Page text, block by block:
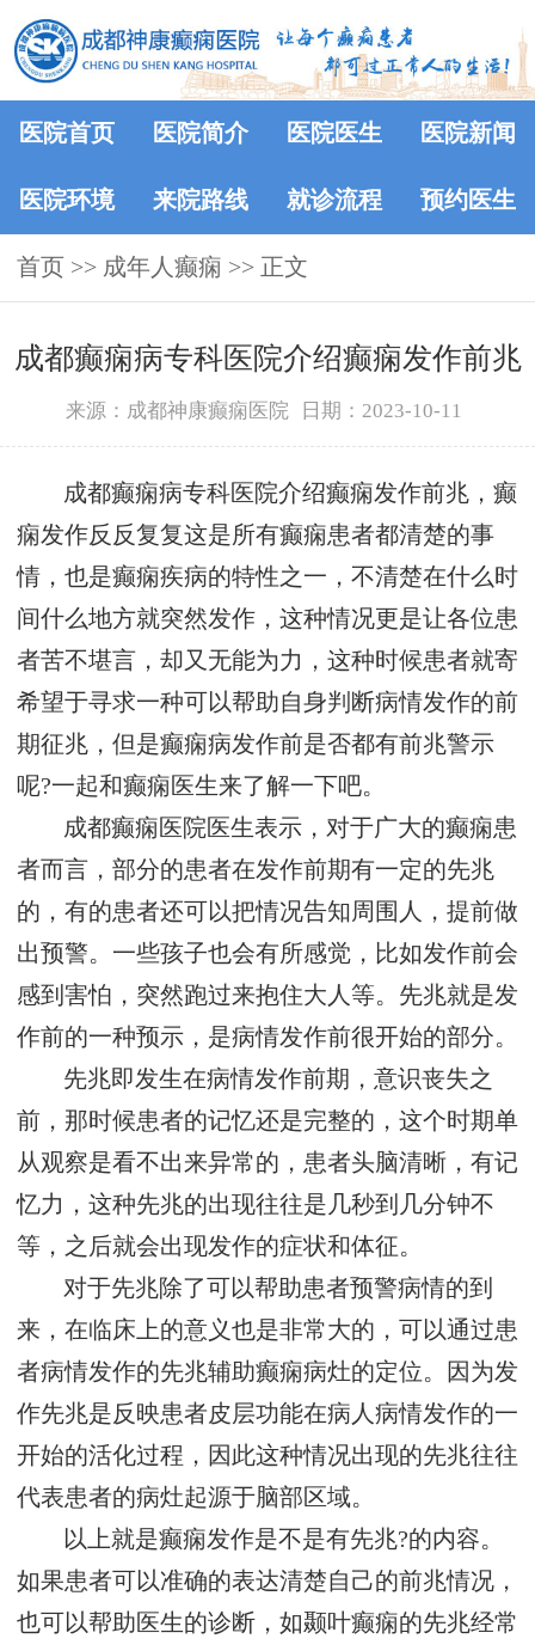
医院首页 医院简介 医院医生 医院新闻
医院环境 来院路线 就诊流程 预约医生
首页 >> 成年人癫痫 >> 正文
成都癫痫病专科医院介绍癫痫发作前兆
来源：成都神康癫痫医院 日期：2023-10-11
成都癫痫病专科医院介绍癫痫发作前兆，癫
痫发作反反复复这是所有癫痫患者都清楚的事
情，也是癫痫疾病的特性之一，不清楚在什么时
间什么地方就突然发作，这种情况更是让各位患
者苦不堪言，却又无能为力，这种时候患者就寄
希望于寻求一种可以帮助自身判断病情发作的前
期征兆，但是癫痫病发作前是否都有前兆警示
呢?一起和癫痫医生来了解一下吧。
成都癫痫医院医生表示，对于广大的癫痫患
者而言，部分的患者在发作前期有一定的先兆
的，有的患者还可以把情况告知周围人，提前做
出预警。一些孩子也会有所感觉，比如发作前会
感到害怕，突然跑过来抱住大人等。先兆就是发
作前的一种预示，是病情发作前很开始的部分。
先兆即发生在病情发作前期，意识丧失之
前，那时候患者的记忆还是完整的，这个时期单
从观察是看不出来异常的，患者头脑清晰，有记
忆力，这种先兆的出现往往是几秒到几分钟不
等，之后就会出现发作的症状和体征。
对于先兆除了可以帮助患者预警病情的到
来，在临床上的意义也是非常大的，可以通过患
者病情发作的先兆辅助癫痫病灶的定位。因为发
作先兆是反映患者皮层功能在病人病情发作的一
开始的活化过程，因此这种情况出现的先兆往往
代表患者的病灶起源于脑部区域。
以上就是癫痫发作是不是有先兆?的内容。
如果患者可以准确的表达清楚自己的前兆情况，
也可以帮助医生的诊断，如颞叶癫痫的先兆经常